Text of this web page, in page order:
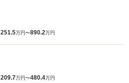
251.5万円〜890.2万円
209.7万円〜480.4万円